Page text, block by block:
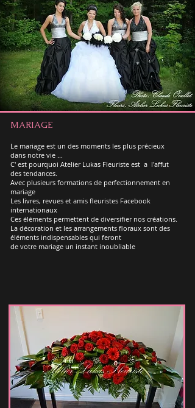
MARIAGE
Le mariage est un des moments les plus précieux
dans notre vie ...
C' est pourquoi Atelier Lukas Fleuriste est a l'affut
des tendances.
Avec plusieurs formations de perfectionnement en
mariage
Les livres, revues et amis fleuristes Facebook
internationaux
Ces éléments permettent de diversifier nos créations.
La décoration et les arrangements floraux sont des
éléments indispensables qui feront
de votre mariage un instant inoubliable